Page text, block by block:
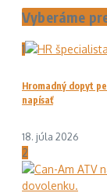
Vyberáme
1
Hromadný dopyt
napísať
18. júla 2026
2